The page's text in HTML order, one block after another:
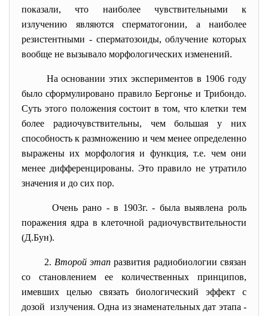
показали, что наиболее чувствительными к
излучению являются сперматогонии, а наиболее
резистентными - сперматозоиды, облучение которых
вообще не вызывало морфологических изменений.
На основании этих экспериментов в 1906 году
было сформулировано правило Бергонье и Трибондо.
Суть этого положения состоит в том, что клетки тем
более радиочувствительны, чем большая у них
способность к размножению и чем менее определенно
выражены их морфология и функция, т.е. чем они
менее дифференцированы. Это правило не утратило
значения и до сих пор.
Очень рано - в 1903г. - была выявлена роль
поражения ядра в клеточной радиочувствительности
(Д.Бун).
2. Второй этап развития радиобиологии связан
со становлением ее количественных принципов,
имевших целью связать биологический эффект с
дозой излучения. Одна из знаменательных дат этапа -